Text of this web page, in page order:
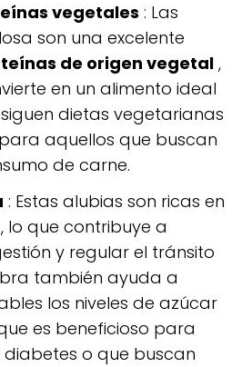
vegetales : Las
son una excelente
de origen vegetal ,
en un alimento ideal
dietas vegetarianas
aquellos que buscan
de carne.
: Estas alubias son ricas en
, lo que contribuye a
y regular el tránsito
también ayuda a
los niveles de azúcar
es beneficioso para
o que buscan